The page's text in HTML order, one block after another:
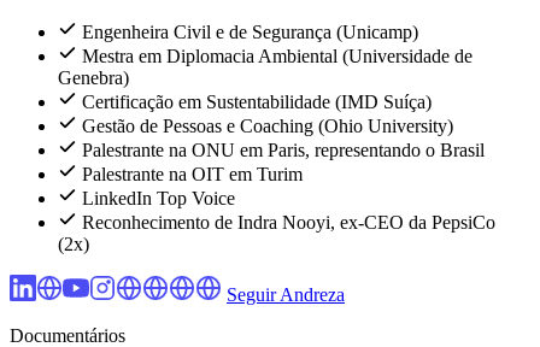
Engenheira Civil e de Segurança (Unicamp)
Mestra em Diplomacia Ambiental (Universidade de
Genebra)
Certificação em Sustentabilidade (IMD Suíça)
Gestão de Pessoas e Coaching (Ohio University)
Palestrante na ONU em Paris, representando o Brasil
Palestrante na OIT em Turim
LinkedIn Top Voice
Reconhecimento de Indra Nooyi, ex-CEO da PepsiCo
(2x)
Seguir Andreza
Documentários